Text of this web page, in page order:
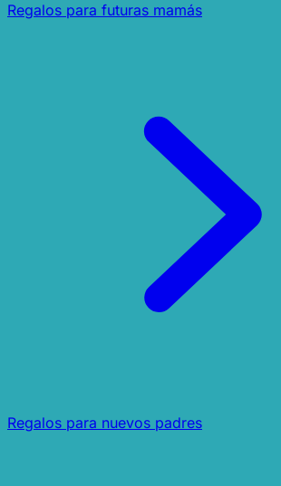
Regalos para futuras mamás
Regalos para nuevos padres